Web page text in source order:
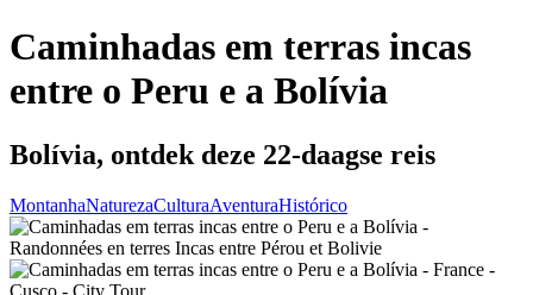
Caminhadas em terras incas
entre o Peru e a Bolívia
Bolívia, ontdek deze 22-daagse reis
MontanhaNaturezaCulturaAventuraHistórico